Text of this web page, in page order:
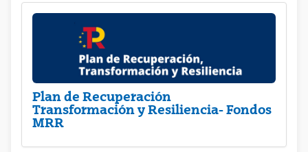
Plan de Recuperación
Transformación y Resiliencia- Fondos
MRR